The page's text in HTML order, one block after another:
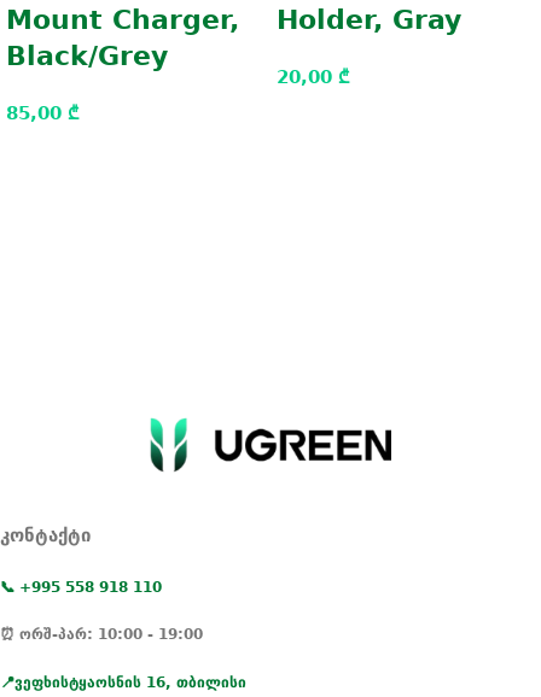
Mount Charger,
Black/Grey
85,00 ₾
Holder, Gray
20,00 ₾
კონტაქტი
📞 +995 558 918 110
⏰ ორშ-პარ: 10:00 - 19:00
📍ვეფხისტყაოსნის 16, თბილისი